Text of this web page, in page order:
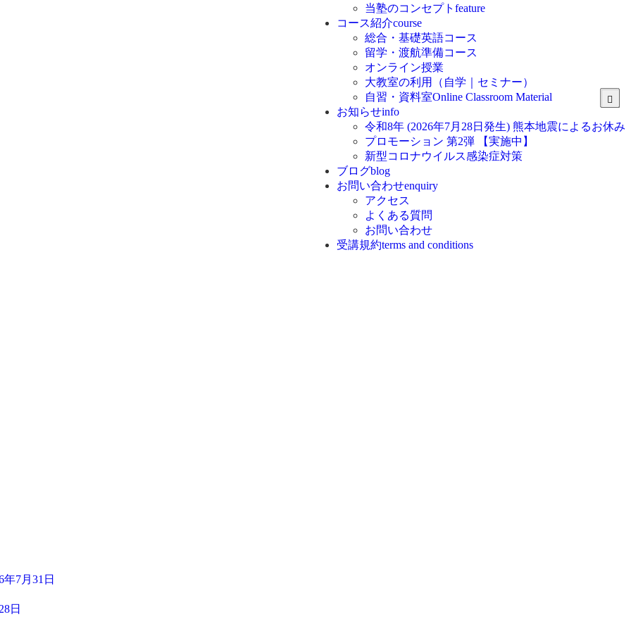
当塾のコンセプト feature
コース紹介course
総合・基礎英語コース
留学・渡航準備コース
オンライン授業
大教室の利用（自学｜セミナー）
自習・資料室Online Classroom Material
お知らせinfo
令和8年 (2026年7月28日発生) 熊本地震によるお休み
プロモーション 第2弾 【実施中】
新型コロナウイルス感染症対策
ブログblog
お問い合わせenquiry
アクセス
よくある質問
お問い合わせ
受講規約terms and conditions
年7月31日
日